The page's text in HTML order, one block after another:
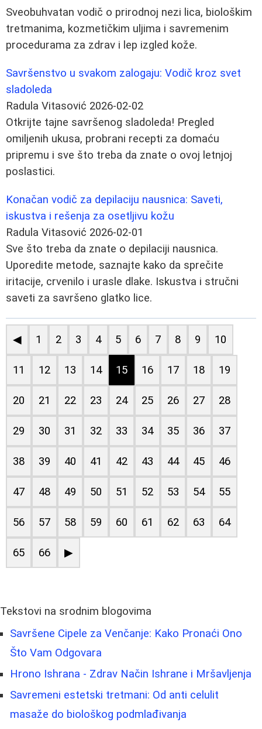
Sveobuhvatan vodič o prirodnoj nezi lica, biološkim
tretmanima, kozmetičkim uljima i savremenim
procedurama za zdrav i lep izgled kože.
Savršenstvo u svakom zalogaju: Vodič kroz svet
sladoleda
Radula Vitasović 2026-02-02
Otkrijte tajne savršenog sladoleda! Pregled
omiljenih ukusa, probrani recepti za domaću
pripremu i sve što treba da znate o ovoj letnjoj
poslastici.
Konačan vodič za depilaciju nausnica: Saveti,
iskustva i rešenja za osetljivu kožu
Radula Vitasović 2026-02-01
Sve što treba da znate o depilaciji nausnica.
Uporedite metode, saznajte kako da sprečite
iritacije, crvenilo i urasle dlake. Iskustva i stručni
saveti za savršeno glatko lice.
◀ 1 2 3 4 5 6 7 8 9 10
11 12 13 14 15 16 17 18 19
20 21 22 23 24 25 26 27 28
29 30 31 32 33 34 35 36 37
38 39 40 41 42 43 44 45 46
47 48 49 50 51 52 53 54 55
56 57 58 59 60 61 62 63 64
65 66 ▶
Tekstovi na srodnim blogovima
Savršene Cipele za Venčanje: Kako Pronaći Ono
Što Vam Odgovara
Hrono Ishrana - Zdrav Način Ishrane i Mršavljenja
Savremeni estetski tretmani: Od anti celulit
masaže do biološkog podmlađivanja